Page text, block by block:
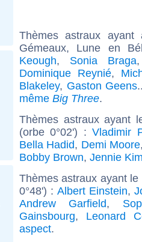
Thèmes astraux
Gémeaux, Lune en
Keough, Sonia Braga
Dominique Reynié,
Blakeley, Gaston Geens
même Big Three.
Thèmes astraux ayant
(orbe 0°02') :Vladimir
Bella Hadid, Demi Moore
Bobby Brown, Jennie
Thèmes astraux ayant
0°48') : Albert Einstein,
Andrew Garfield,
Gainsbourg, Leonard
aspect.